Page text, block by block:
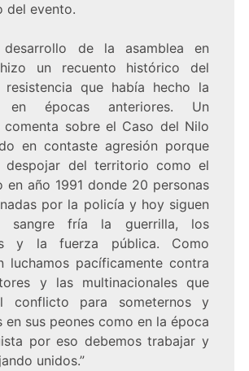
del evento.
de la asamblea en
un recuento histórico del
que había hecho la
en épocas anteriores. Un
comenta sobre el Caso del Nilo
en contaste agresión porque
despojar del territorio como el
en año 1991 donde 20 personas
por la policía y hoy siguen
sangre fría la guerrilla, los
y la fuerza pública. Como
luchamos pacíficamente contra
y las multinacionales que
conflicto para someternos y
sus peones como en la época
por eso debemos trabajar y
unidos.”